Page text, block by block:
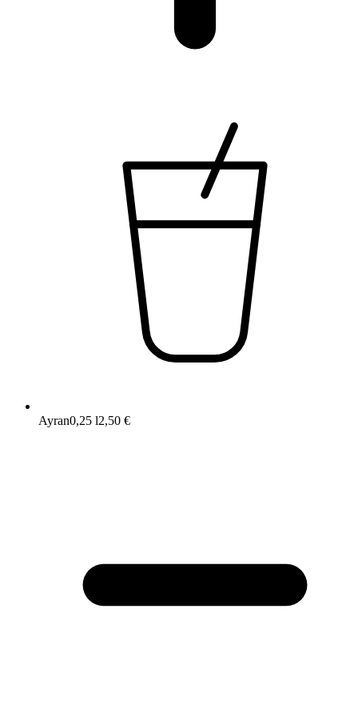
Ayran0,25 l2,50 €